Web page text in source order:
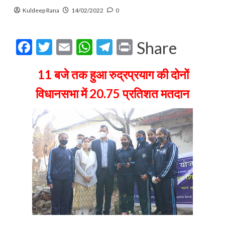
Kuldeep Rana 14/02/2022 0
Facebook
Twitter
EmailWhatsApp
Telegram
Print
Share
11 बजे तक हुआ रुद्रप्रयाग की दोनों
विधानसभा में 20.75 प्रतिशत मतदान